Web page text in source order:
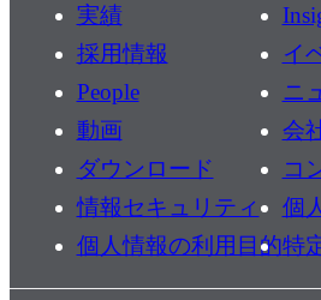
実績
採用情報
イ
People
ニ
動画
会
ダウンロード
コ
情報セキュリティ
個
個人情報の利用目的特